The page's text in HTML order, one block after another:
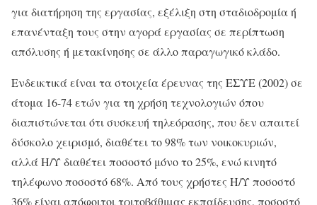
για διατήρηση της εργασίας, εξέλιξη στη σταδιοδρομία ή
επανένταξη τους στην αγορά εργασίας σε περίπτωση
απόλυσης ή μετακίνησης σε άλλο παραγωγικό κλάδο.
Ενδεικτικά είναι τα στοιχεία έρευνας της ΕΣΥΕ (2002) σε
άτομα 16-74 ετών για τη χρήση τεχνολογιών όπου
διαπιστώνεται ότι συσκευή τηλεόρασης, που δεν απαιτεί
δύσκολο χειρισμό, διαθέτει το 98% των νοικοκυριών,
αλλά Η/Υ διαθέτει ποσοστό μόνο το 25%, ενώ κινητό
τηλέφωνο ποσοστό 68%. Από τους χρήστες Η/Υ ποσοστό
36% είναι απόφοιτοι τριτοβάθμιας εκπαίδευσης, ποσοστό